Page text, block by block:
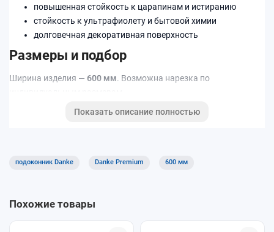
повышенная стойкость к царапинам и истиранию
стойкость к ультрафиолету и бытовой химии
долговечная декоративная поверхность
Размеры и подбор
Ширина изделия — 600 мм. Возможна нарезка по
Подходит для квартир, домов и коммерческих помещений.
Показать описание полностью
подоконник Danke Danke Premium 600 мм
Похожие товары